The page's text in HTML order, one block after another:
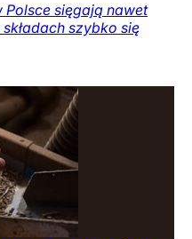
Polsce sięgają nawet
szybko się